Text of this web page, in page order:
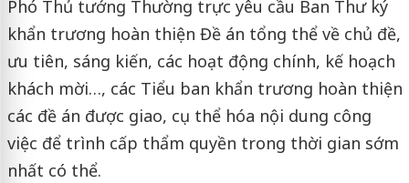
Phó Thủ tướng Thường trực yêu cầu Ban Thư ký
khẩn trương hoàn thiện Đề án tổng thể về chủ đề,
ưu tiên, sáng kiến, các hoạt động chính, kế hoạch
khách mời…, các Tiểu ban khẩn trương hoàn thiện
các đề án được giao, cụ thể hóa nội dung công
việc để trình cấp thẩm quyền trong thời gian sớm
nhất có thể.